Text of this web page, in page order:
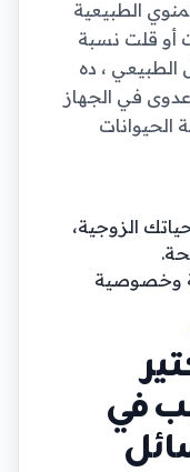
الطبيعية
8 ، ولو زادت أو قلت نسبة
، ده
في الجهاز
الزوجية،
وخصوصية
في